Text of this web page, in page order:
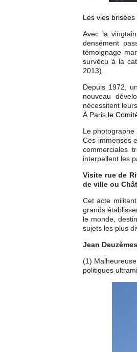
Les vies
Avec la
densément
témoignage
survécu à la
2013).
Depuis 1972,
nouveau
nécessitent
À Paris, le
Le photographe
Ces immenses
commerciales
interpellent les
Visite rue de
de ville ou
Cet acte
grands
le monde,
sujets les plus
Jean Deuzèmes
(1)
politiques